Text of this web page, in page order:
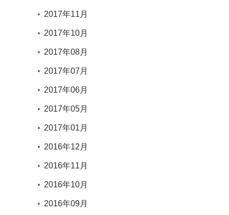
2017年11月
2017年10月
2017年08月
2017年07月
2017年06月
2017年05月
2017年01月
2016年12月
2016年11月
2016年10月
2016年09月